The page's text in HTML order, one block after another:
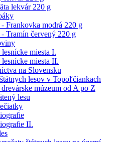
lekvár 220 g
Frankovka modrá 220 g
Tramín červený 220 g
miesta I.
miesta II.
na Slovensku
lesov v Topoľčiankach
múzeum od A po Z
lesu
II.